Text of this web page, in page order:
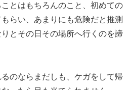
とはもちろんのこと、初めての
らい、あまりにも危険だと推測
とその日その場所へ行くのを諦
のならまだしも、ケガをして帰